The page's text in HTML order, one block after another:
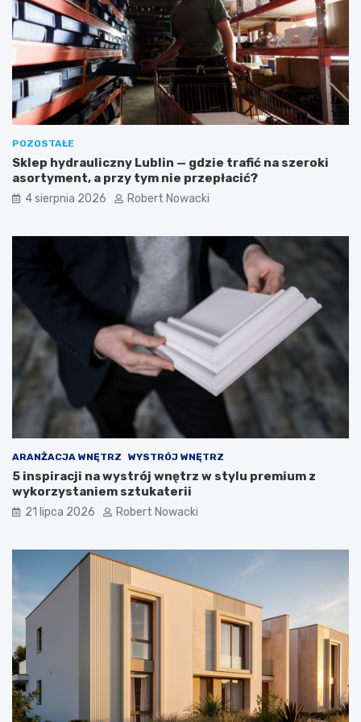
–
e
s
t
y
c
n
e
i
b
c
z
n
e
z
w
i
z
a
n
i
z
n
e
k
a
z
w
k
i
POZOSTAŁE
Sklep hydrauliczny Lublin — gdzie trafić na szeroki
asortyment, a przy tym nie przepłacić?
4 sierpnia 2026 Robert Nowacki
ARANŻACJA WNĘTRZ WYSTRÓJ WNĘTRZ
5 inspiracji na wystrój wnętrz w stylu premium z
wykorzystaniem sztukaterii
21 lipca 2026 Robert Nowacki